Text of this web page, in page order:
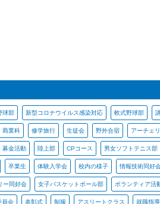
球部 新型コロナウイルス感染対応 軟式野球部
商業科 修学旅行 生徒会 野外合宿 アーチェ
募金活動 陸上部 CPコース 男女ソフトテニス部
卒業生 体験入学会 校内の様子 情報技術同好
ー同好会 女子バスケットボール部 ボランティア活
員会 表彰式 制服 アスリートクラス 就職指